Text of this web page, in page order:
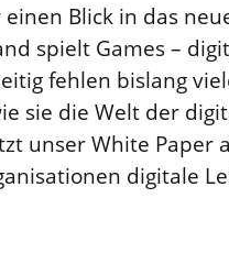
Blick in das
spielt Games –
fehlen bislang
sie die Welt der
unser White Paper
digitale